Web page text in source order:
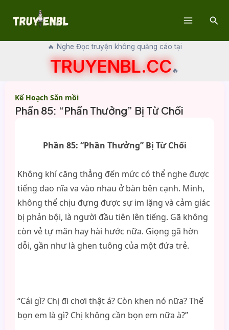
🔥 Nghe Đọc truyện không quảng cáo tại
TRUYENBL.CC🔥
Kế Hoạch Săn mồi
Phần 85: “Phần Thưởng” Bị Từ Chối
Phần 85: “Phần Thưởng” Bị Từ Chối
Không khí căng thẳng đến mức có thể nghe được
tiếng dao nĩa va vào nhau ở bàn bên cạnh. Minh,
không thể chịu đựng được sự im lặng và cảm giác
bị phản bội, là người đầu tiên lên tiếng. Gã không
còn vẻ tự mãn hay hài hước nữa. Giọng gã hờn
dỗi, gần như là ghen tuông của một đứa trẻ.
“Cái gì? Chị đi chơi thật á? Còn khen nó nữa? Thế
bọn em là gì? Chị không cần bọn em nữa à?”